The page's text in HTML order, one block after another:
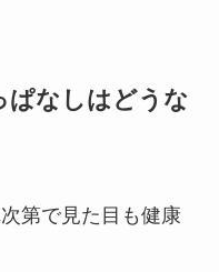
ぱなしはどうな
第で見た目も健康